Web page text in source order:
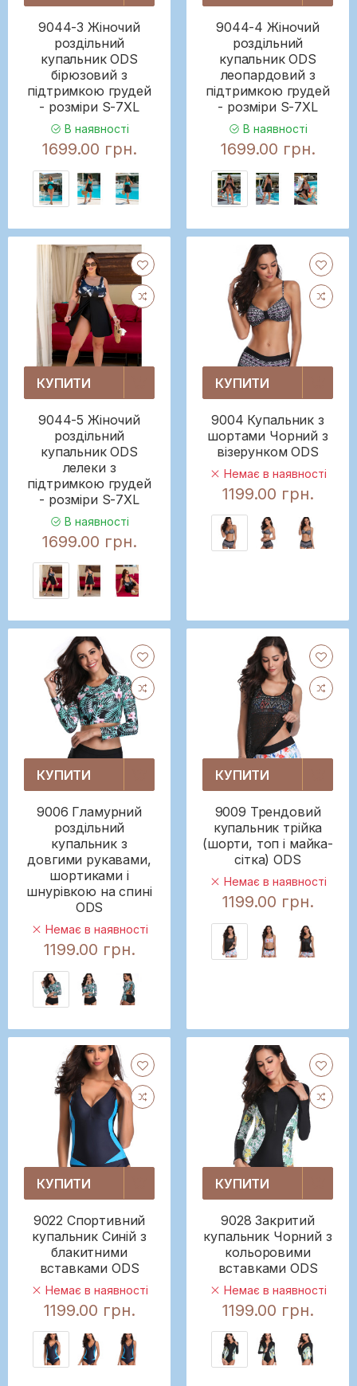
9044-3 Жіночий
роздільний
купальник ODS
бірюзовий з
підтримкою грудей
- розміри S-7XL
В наявності
1699.00 грн.
9044-4 Жіночий
роздільний
купальник ODS
леопардовий з
підтримкою грудей
- розміри S-7XL
В наявності
1699.00 грн.
КУПИТИ
9044-5 Жіночий
роздільний
купальник ODS
лелеки з
підтримкою грудей
- розміри S-7XL
В наявності
1699.00 грн.
КУПИТИ
9004 Купальник з
шортами Чорний з
візерунком ODS
Немає в наявності
1199.00 грн.
КУПИТИ
9006 Гламурний
роздільний
купальник з
довгими рукавами,
шортиками і
шнурівкою на спині
ODS
Немає в наявності
1199.00 грн.
КУПИТИ
9009 Трендовий
купальник трійка
(шорти, топ і майка-
сітка) ODS
Немає в наявності
1199.00 грн.
КУПИТИ
9022 Спортивний
купальник Синій з
блакитними
вставками ODS
Немає в наявності
1199.00 грн.
КУПИТИ
9028 Закритий
купальник Чорний з
кольоровими
вставками ODS
Немає в наявності
1199.00 грн.